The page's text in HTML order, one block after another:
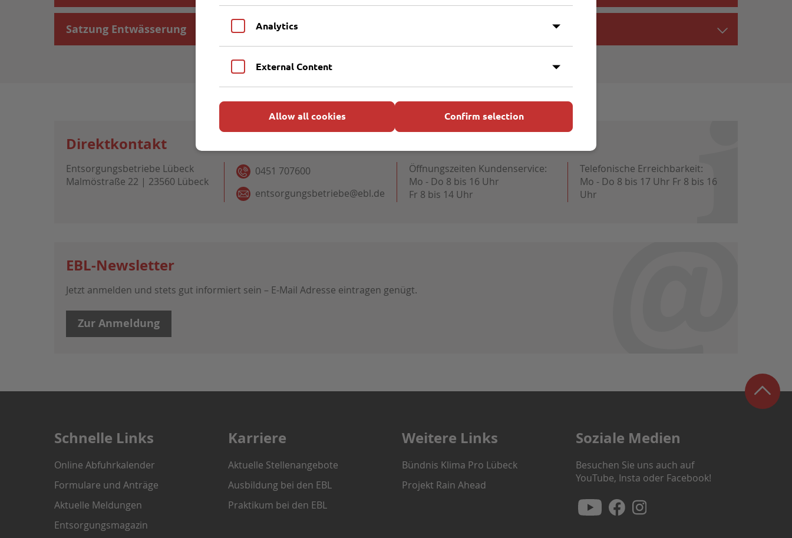
Satzung Entwässerung
Direktkontakt
Entsorgungsbetriebe Lübeck
Malmöstraße 22 | 23560 Lübeck
0451 707600
entsorgungsbetriebe@ebl.de
Öffnungszeiten Kundenservice:
Mo - Do 8 bis 16 Uhr
Fr 8 bis 14 Uhr
Telefonische Erreichbarkeit:
Mo - Do 8 bis 17 Uhr Fr 8 bis 16
Uhr
EBL-Newsletter
Jetzt anmelden und stets gut informiert sein – E-Mail Adresse eintragen genügt.
Zur Anmeldung
Schnelle Links
Online Abfuhrkalender
Formulare und Anträge
Aktuelle Meldungen
Entsorgungsmagazin
Karriere
Aktuelle Stellenangebote
Ausbildung bei den EBL
Praktikum bei den EBL
Weitere Links
Bündnis Klima Pro Lübeck
Projekt Rain Ahead
Soziale Medien
Besuchen Sie uns auch auf
YouTube, Insta oder Facebook!
Analytics
External Content
Allow all cookies Confirm selection